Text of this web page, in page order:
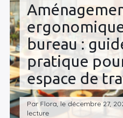
bureau :
pratique
espace de
Par Flora, le décembre 27,
lecture